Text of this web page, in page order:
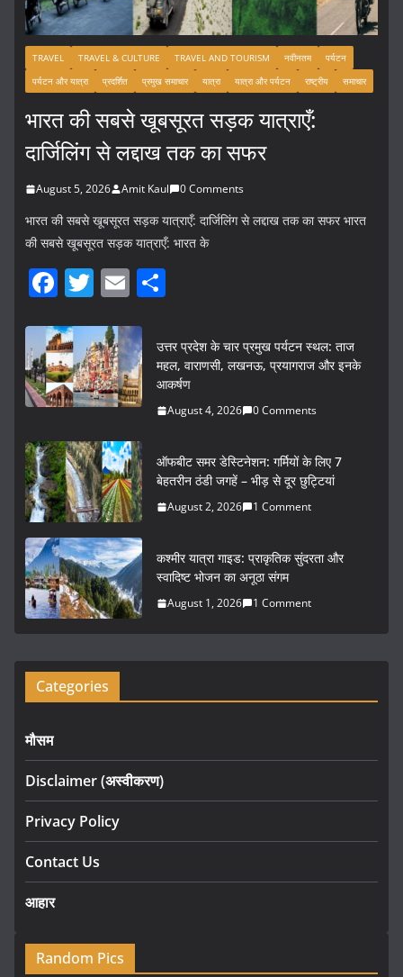
TRAVEL TRAVEL & CULTURE TRAVEL AND TOURISM नवीनतम
पर्यटन
पर्यटन और यात्रा
प्रदर्शित प्रमुख समाचार यात्रा यात्रा और पर्यटन राष्ट्रीय समाचार
भारत की सबसे खूबसूरत सड़क यात्राएँ:
दार्जिलिंग से लद्दाख तक का सफर
August 5, 2026 Amit Kaul 0 Comments
भारत की सबसे खूबसूरत सड़क यात्राएँ: दार्जिलिंग से लद्दाख तक का सफर भारत
की सबसे खूबसूरत सड़क यात्राएँ: भारत के
F
c
e
b
o
k
T
itt
er
E
ai
l
ar
e
उत्तर प्रदेश के चार प्रमुख पर्यटन स्थल: ताज
महल, वाराणसी, लखनऊ, प्रयागराज और इनके
आकर्षण
August 4, 2026 0 Comments
ऑफबीट समर डेस्टिनेशन: गर्मियों के लिए 7
बेहतरीन ठंडी जगहें – भीड़ से दूर छुट्टियां
August 2, 2026 1 Comment
कश्मीर यात्रा गाइड: प्राकृतिक सुंदरता और
स्वादिष्ट भोजन का अनूठा संगम
August 1, 2026 1 Comment
Categories
मौसम
Disclaimer (अस्वीकरण)
Privacy Policy
Contact Us
आहार
Random Pics